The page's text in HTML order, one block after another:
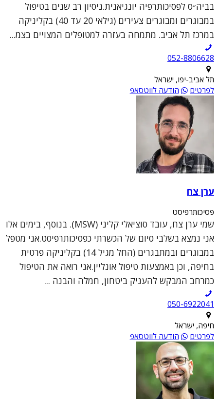
בביה״ס לפסיכותרפיה יונגיאנית.ניסיון רב שנים בטיפול
במבוגרים ומבוגרים צעירים (גילאי 20 עד 40) בקליניקה
במרכז תל אביב. מתמחה בעזרה למטופלים המצויים בצמ...
052-8806628
תל אביב-יפו, ישראל
לפרטים
הודעה לווטסאפ
ערן צח
פסיכותרפיסט
שמי ערן צח, עובד סוציאלי קליני (MSW). בנוסף, בימים אלו
אני נמצא בשלבי סיום של הכשרתי כפסיכותרפיסט.אני מטפל
במבוגרים ובמתבגרים (החל מגיל 14) בקליניקה פרטית
בחיפה, וכן באמצעות טיפול אונליין.אני רואה את הטיפול
כמרחב המבקש להעניק ביטחון, חמלה והבנה ...
050-6922041
חיפה, ישראל
לפרטים
הודעה לווטסאפ